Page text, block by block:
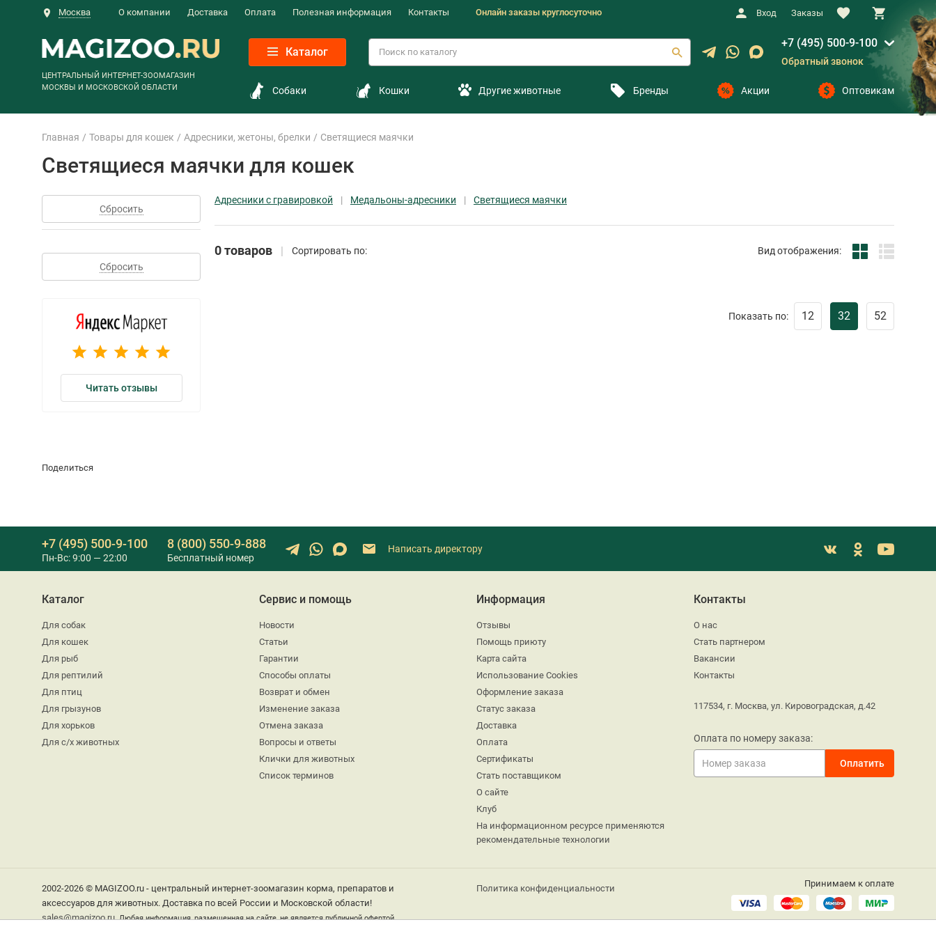
Москва О компании Доставка Оплата Полезная информация Контакты Онлайн заказы круглосуточно Вход Заказы
ЦЕНТРАЛЬНЫЙ ИНТЕРНЕТ-ЗООМАГАЗИН
МОСКВЫ И МОСКОВСКОЙ ОБЛАСТИ
Каталог
+7 (495) 500-9-100
Обратный звонок
Собаки Кошки Другие животные Бренды Акции Оптовикам
Главная Товары для кошек Адресники, жетоны, брелки Светящиеся маячки
Светящиеся маячки для кошек
Сбросить
Сбросить
Читать отзывы
Адресники с гравировкой Медальоны-адресники Светящиеся маячки
0 товаров Сортировать по: Вид отображения:
Показать по: 12 32 52
Поделиться
+7 (495) 500-9-100
Пн-Вс: 9:00 — 22:00
8 (800) 550-9-888
Бесплатный номер
Написать директору
Каталог
Для собак
Для кошек
Для рыб
Для рептилий
Для птиц
Для грызунов
Для хорьков
Для с/х животных
Сервис и помощь
Новости
Статьи
Гарантии
Способы оплаты
Возврат и обмен
Изменение заказа
Отмена заказа
Вопросы и ответы
Клички для животных
Список терминов
Информация
Отзывы
Помощь приюту
Карта сайта
Использование Cookies
Оформление заказа
Статус заказа
Доставка
Оплата
Сертификаты
Стать поставщиком
О сайте
Клуб
На информационном ресурсе применяются
рекомендательные технологии
Контакты
О нас
Стать партнером
Вакансии
Контакты
117534, г. Москва, ул. Кировоградская, д.42
Оплата по номеру заказа:
2002-2026 © MAGIZOO.ru - центральный интернет-зоомагазин корма, препаратов и
аксессуаров для животных. Доставка по всей России и Московской области!
sales@magizoo.ru Любая информация, размещенная на сайте, не является публичной офертой.
Политика конфиденциальности Принимаем к оплате